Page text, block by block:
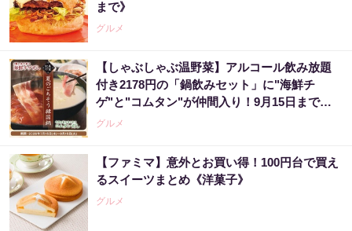
まで》
グルメ
【しゃぶしゃぶ温野菜】アルコール飲み放題
付き2178円の「鍋飲みセット」に"海鮮チ
ゲ"と"コムタン"が仲間入り！9月15日までの
夏限定。
グルメ
【ファミマ】意外とお買い得！100円台で買え
るスイーツまとめ《洋菓子》
グルメ